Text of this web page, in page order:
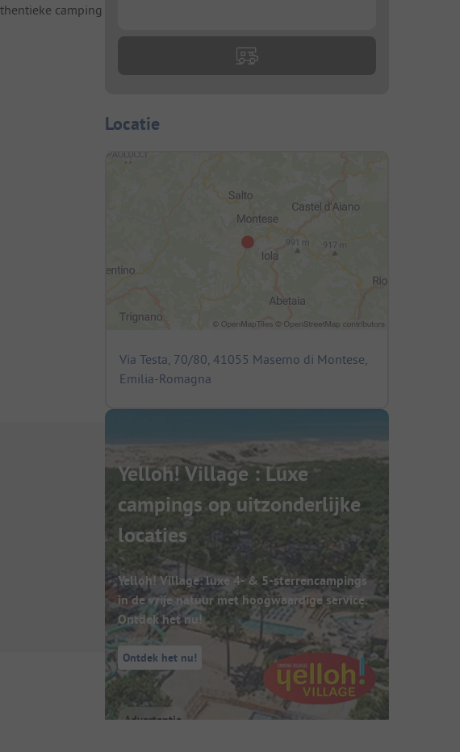
camping
Locatie
Via Testa, 70/80, 41055 Maserno di Montese,
Emilia-Romagna
Yelloh! Village : Luxe
campings op uitzonderlijke
locaties
Yelloh! Village: luxe 4- & 5-sterrencampings
in de vrije natuur met hoogwaardige service.
Ontdek het nu!
Ontdek het nu!